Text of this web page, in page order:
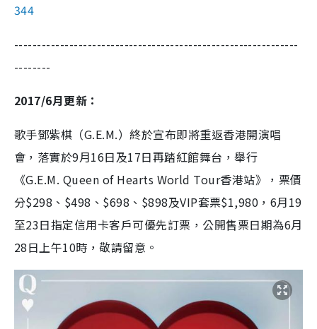
344
--------------------------------------------------------------
--------
2017/6月更新：
歌手鄧紫棋（G.E.M.）終於宣布即將重返香港開演唱
會，落實於9月16日及17日再踏紅館舞台，舉行
《G.E.M. Queen of Hearts World Tour香港站》，票價
分$298、$498、$698、$898及VIP套票$1,980，6月19
至23日指定信用卡客戶可優先訂票，公開售票日期為6月
28日上午10時，敬請留意。